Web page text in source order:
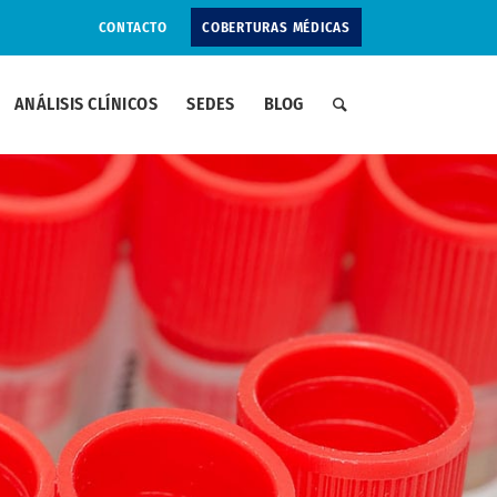
CONTACTO COBERTURAS MÉDICAS
ANÁLISIS CLÍNICOS SEDES BLOG